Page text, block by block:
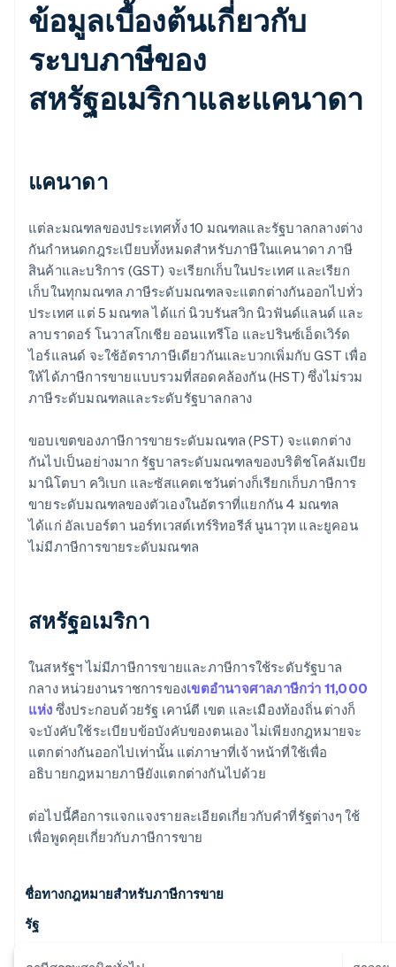
ข้อมูลเบื้องต้นเกี่ยวกับ
ระบบภาษีของ
สหรัฐอเมริกาและแคนาดา
แคนาดา
แต่ละมณฑลของประเทศทั้ง 10 มณฑลและรัฐบาลกลางต่าง
กันกําหนดกฎระเบียบทั้งหมดสําหรับภาษีในแคนาดา ภาษี
สินค้าและบริการ (GST) จะเรียกเก็บในประเทศ และเรียก
เก็บในทุกมณฑล ภาษีระดับมณฑลจะแตกต่างกันออกไปทั่ว
ประเทศ แต่ 5 มณฑล ได้แก่ นิวบรันสวิก นิวฟันด์แลนด์ และ
ลาบราดอร์ โนวาสโกเชีย ออนแทรีโอ และปรินซ์เอ็ดเวิร์ด
ไอร์แลนด์ จะใช้อัตราภาษีเดียวกันและบวกเพิ่มกับ GST เพื่อ
ให้ได้ภาษีการขายแบบรวมที่สอดคล้องกัน (HST) ซึ่งไม่รวม
ภาษีระดับมณฑลและระดับรัฐบาลกลาง
ขอบเขตของภาษีการขายระดับมณฑล (PST) จะแตกต่าง
กันไปเป็นอย่างมาก รัฐบาลระดับมณฑลของบริติชโคลัมเบีย
มานิโตบา ควิเบก และซัสแคตเชวันต่างก็เรียกเก็บภาษีการ
ขายระดับมณฑลของตัวเองในอัตราที่แยกกัน 4 มณฑล
ได้แก่ อัลเบอร์ตา นอร์ทเวสต์เทร์ริทอรีส์ นูนาวุท และยูคอน
ไม่มีภาษีการขายระดับมณฑล
สหรัฐอเมริกา
ในสหรัฐฯ ไม่มีภาษีการขายและภาษีการใช้ระดับรัฐบาล
กลาง หน่วยงานราชการของเขตอํานาจศาลภาษีกว่า 11,000
แห่ง ซึ่งประกอบด้วยรัฐ เคาน์ตี เขต และเมืองท้องถิ่น ต่างก็
จะบังคับใช้ระเบียบข้อบังคับของตนเอง ไม่เพียงกฎหมายจะ
แตกต่างกันออกไปเท่านั้น แต่ภาษาที่เจ้าหน้าที่ใช้เพื่อ
อธิบายกฎหมายภาษียังแตกต่างกันไปด้วย
ต่อไปนี้คือการแจกแจงรายละเอียดเกี่ยวกับคำที่รัฐต่างๆ ใช้
เพื่อพูดคุยเกี่ยวกับภาษีการขาย
ชื่อทางกฎหมายสำหรับภาษีการขาย
รัฐ